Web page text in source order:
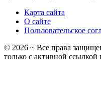
Карта сайта
О сайте
Пользовательское
© 2026 ~ Все права
только с активной ссылкой